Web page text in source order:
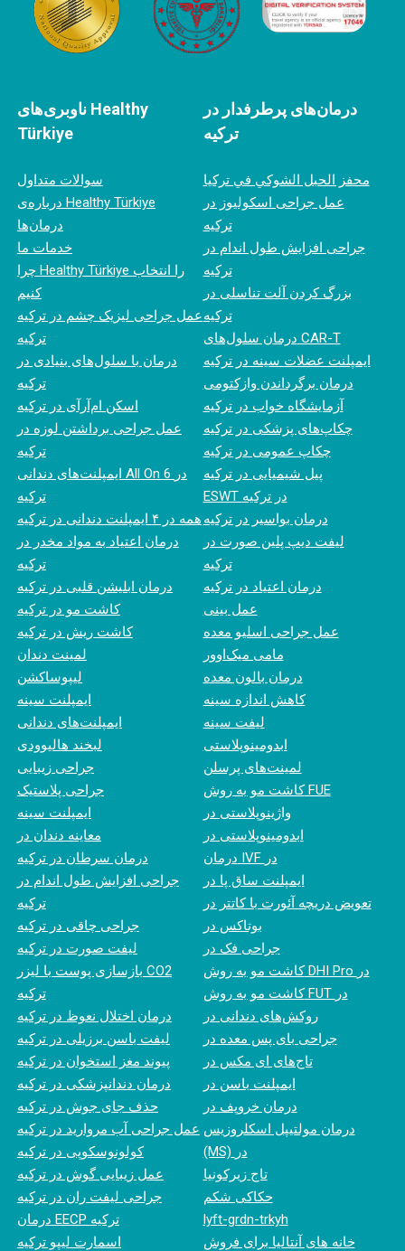
ناوبری‌های Healthy
Türkiye
سوالات متداول
درباره‌ی Healthy Türkiye
درمان‌ها
خدمات ما
چرا Healthy Türkiye را انتخاب
کنیم
عمل جراحی لیزیک چشم در ترکیه
ترکیه
درمان با سلول‌های بنیادی در
ترکیه
اسکن ام‌آر‌آی در ترکیه
عمل جراحی برداشتن لوزه در
ترکیه
ایمپلنت‌های دندانی All On 6 در
ترکیه
همه در ۴ ایمپلنت دندانی در ترکیه
درمان اعتیاد به مواد مخدر در
ترکیه
درمان ابلیشن قلبی در ترکیه
کاشت مو در ترکیه
کاشت ریش در ترکیه
لمینت دندان
لیپوساکشن
ایمپلنت سینه
ایمپلنت‌های دندانی
لبخند هالیوودی
جراحی زیبایی
جراحی پلاستیک
ایمپلنت سینه
معاینه دندان در
درمان سرطان در ترکیه
جراحی افزایش طول اندام در
ترکیه
جراحی چاقی در ترکیه
لیفت صورت در ترکیه
بازسازی پوست با لیزر CO2
ترکیه
درمان اختلال نعوظ در ترکیه
لیفت باسن برزیلی در ترکیه
پیوند مغز استخوان در ترکیه
درمان دندانپزشکی در ترکیه
حذف جای جوش در ترکیه
عمل جراحی آب مروارید در ترکیه
کولونوسکوپی در ترکیه
عمل زیبایی گوش در ترکیه
جراحی لیفت ران در ترکیه
درمان EECP ترکیه
اسمارت لیپو ترکیه
درمان‌های پرطرفدار در
ترکیه
محفز الحبل الشوكي في تركيا
عمل جراحی اسکولیوز در
ترکیه
جراحی افزایش طول اندام در
ترکیه
بزرگ کردن آلت تناسلی در
ترکیه
درمان سلول‌های CAR-T
ایمپلنت عضلات سینه در ترکیه
درمان برگرداندن وازکتومی
آزمایشگاه خواب در ترکیه
چکاپ‌های پزشکی در ترکیه
چکاپ عمومی در ترکیه
پیل شیمیایی در ترکیه
ESWT در ترکیه
درمان بواسیر در ترکیه
لیفت دیپ پلین صورت در
ترکیه
درمان اعتیاد در ترکیه
عمل بینی
عمل جراحی اسلیو معده
مامی میک‌اوور
درمان بالون معده
کاهش اندازه سینه
لیفت سینه
ابدومینوپلاستی
لمینت‌های پرسلن
کاشت مو به روش FUE
واژینوپلاستی در
ابدومینوپلاستی در
درمان IVF در
ایمپلنت ساق پا در
تعویض دریچه آئورت با کاتتر در
بوتاکس در
جراحی فک در
کاشت مو به روش DHI Pro در
کاشت مو به روش FUT در
روکش‌های دندانی در
جراحی بای پس معده در
تاج‌های ای مکس در
ایمپلنت باسن در
درمان خروپف در
درمان مولتیپل اسکلروزیس
(MS) در
تاج زیرکونیا
حکاکی شکم
lyft-grdn-trkyh
خانه های آنتالیا برای فروش